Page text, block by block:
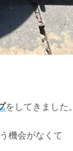
をしてきました。
機会がなくて